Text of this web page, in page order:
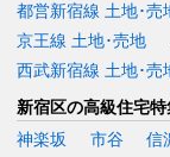
都営新宿線 土地･売
京王線 土地･売地
西武新宿線 土地･売
新宿区の高級住宅特
神楽坂
市谷 信